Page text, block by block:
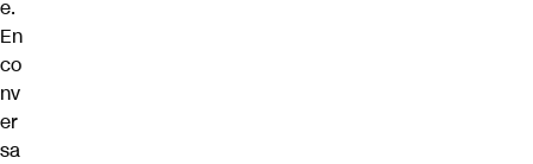
e.
En
co
nv
er
sa